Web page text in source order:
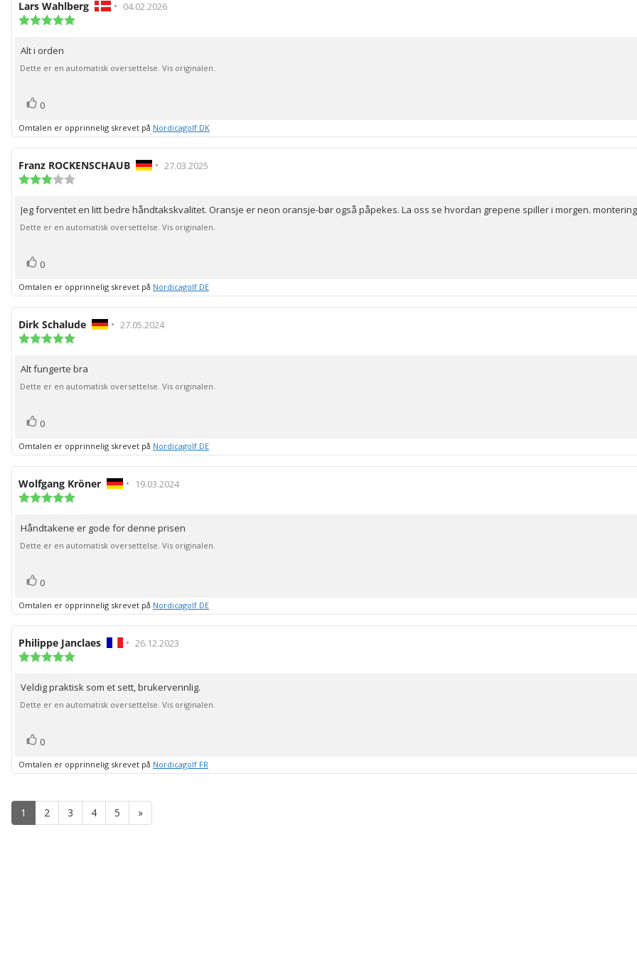
Forfatter:
Lars Wahlberg • Omtaledato:
04.02.2026
mulige
Omtaletekst:
Alt i orden
Dette er en automatisk oversettelse. Vis originalen.
Liker
0
Omtalen er opprinnelig skrevet på Nordicagolf DK
Forfatter:
Franz ROCKENSCHAUB • Omtaledato:
27.03.2025
5
mulige
Omtaletekst:
Jeg forventet en litt bedre håndtakskvalitet. Oransje er neon oransje-bør også påpekes. La oss se hvordan grepene spiller i morgen.
Dette er en automatisk oversettelse. Vis originalen.
Liker
0
Omtalen er opprinnelig skrevet på Nordicagolf DE
Forfatter:
Dirk Schalude • Omtaledato:
27.05.2024
5
mulige
Omtaletekst:
Alt fungerte bra
Dette er en automatisk oversettelse. Vis originalen.
Liker
0
Omtalen er opprinnelig skrevet på Nordicagolf DE
Forfatter:
Wolfgang Kröner • Omtaledato:
19.03.2024
5
mulige
Omtaletekst:
Håndtakene er gode for denne prisen
Dette er en automatisk oversettelse. Vis originalen.
Liker
0
Omtalen er opprinnelig skrevet på Nordicagolf DE
Forfatter:
Philippe Janclaes • Omtaledato:
26.12.2023
5
mulige
Omtaletekst:
Veldig praktisk som et sett, brukervennlig.
Dette er en automatisk oversettelse. Vis originalen.
Liker
0
Omtalen er opprinnelig skrevet på Nordicagolf FR
1 2 3 4 5 »